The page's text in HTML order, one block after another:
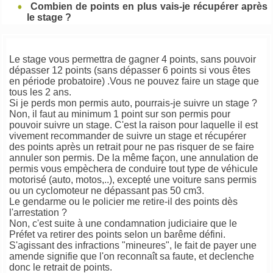
Combien de points en plus vais-je récupérer après
le stage ?
Le stage vous permettra de gagner 4 points, sans pouvoir
dépasser 12 points (sans dépasser 6 points si vous êtes
en période probatoire) .Vous ne pouvez faire un stage que
tous les 2 ans.
Si je perds mon permis auto, pourrais-je suivre un stage ?
Non, il faut au minimum 1 point sur son permis pour
pouvoir suivre un stage. C'est la raison pour laquelle il est
vivement recommander de suivre un stage et récupérer
des points après un retrait pour ne pas risquer de se faire
annuler son permis. De la même façon, une annulation de
permis vous empèchera de conduire tout type de véhicule
motorisé (auto, motos,..), excepté une voiture sans permis
ou un cyclomoteur ne dépassant pas 50 cm3.
Le gendarme ou le policier me retire-il des points dès
l'arrestation ?
Non, c'est suite à une condamnation judiciaire que le
Préfet va retirer des points selon un barême défini.
S'agissant des infractions "mineures", le fait de payer une
amende signifie que l'on reconnaît sa faute, et declenche
donc le retrait de points.